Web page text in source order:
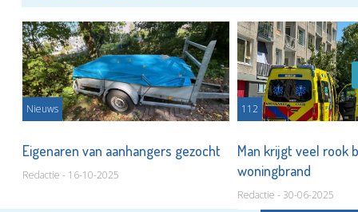
Nieuws
Eigenaren van aanhangers gezocht
Redactie - 16-10-2025
112
Man krijgt veel rook
woningbrand
Redactie - 30-06-2025